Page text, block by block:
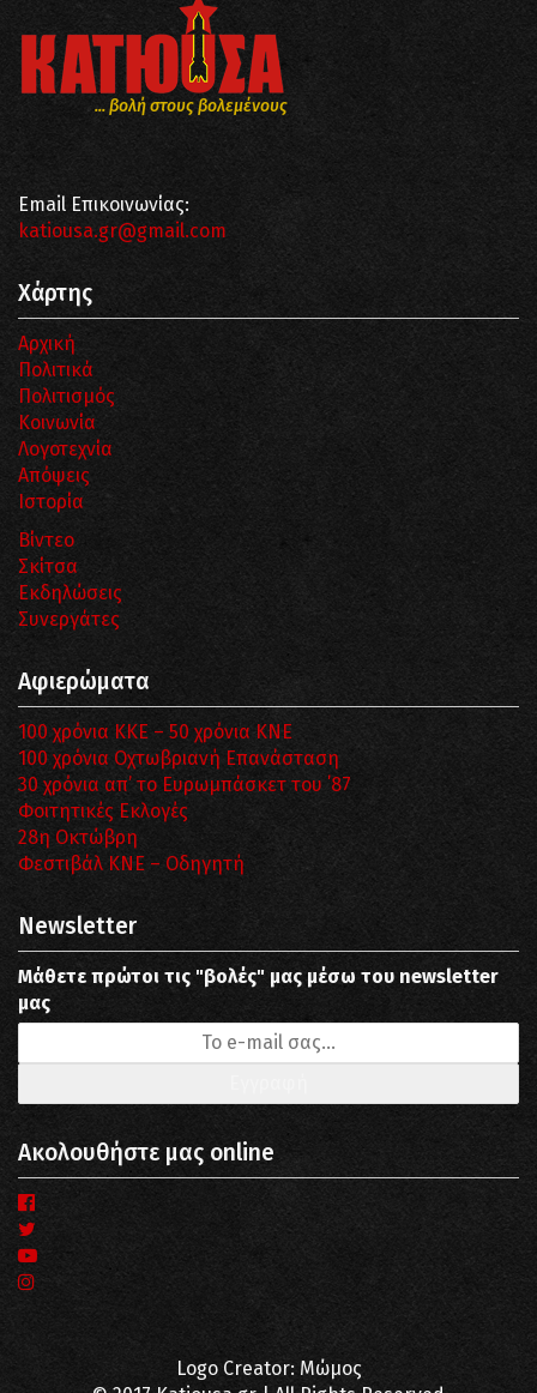
... βολή στους βολεμένους
Email Επικοινωνίας:
katiousa.gr@gmail.com
Χάρτης
Αρχική
Πολιτικά
Πολιτισμός
Κοινωνία
Λογοτεχνία
Απόψεις
Ιστορία
Βίντεο
Σκίτσα
Εκδηλώσεις
Συνεργάτες
Αφιερώματα
100 χρόνια ΚΚΕ – 50 χρόνια ΚΝΕ
100 χρόνια Οχτωβριανή Επανάσταση
30 χρόνια απ’ το Ευρωμπάσκετ του ΄87
Φοιτητικές Εκλογές
28η Οκτώβρη
Φεστιβάλ ΚΝΕ – Οδηγητή
Newsletter
Μάθετε πρώτοι τις "βολές" μας μέσω του newsletter
μας
Ακολουθήστε μας online
Logo Creator: Μώμος